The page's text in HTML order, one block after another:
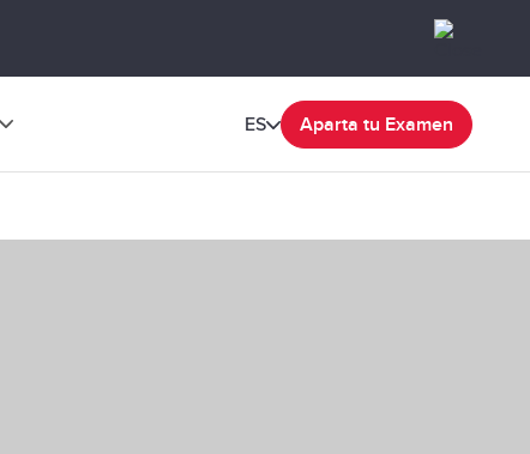
ES Aparta tu Examen